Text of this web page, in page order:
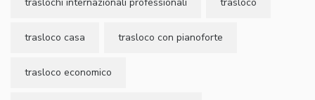
trasloco casa trasloco con pianoforte
trasloco economico